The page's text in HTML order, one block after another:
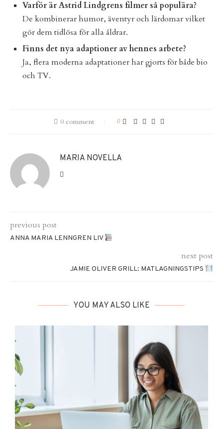
Varför är Astrid Lindgrens filmer så populära?
De kombinerar humor, äventyr och lärdomar vilket
gör dem tidlösa för alla åldrar.
Finns det nya adaptioner av hennes arbete?
Ja, flera moderna adaptationer har gjorts för både bio
och TV.
0 comment 0
MARIA NOVELLA
previous post
ANNA MARIA LENNGREN LIV
next post
JAMIE OLIVER GRILL: MATLAGNINGSTIPS
YOU MAY ALSO LIKE